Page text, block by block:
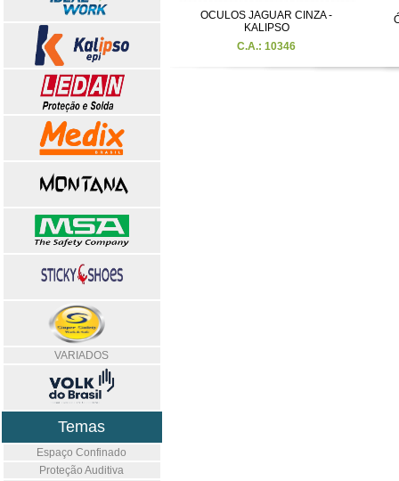
VARIADOS
Temas
Espaço Confinado
Proteção Auditiva
OCULOS JAGUAR CINZA -
KALIPSO
C.A.: 10346